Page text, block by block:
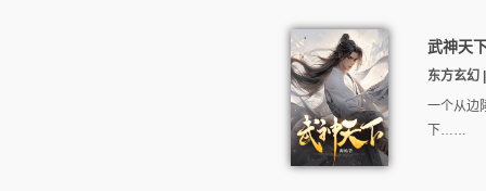
武神天
东方玄幻
一个从边
下……